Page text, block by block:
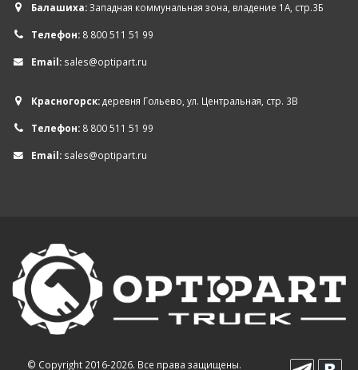
Балашиха:Западная коммунальная зона, владение 1А, стр.3Б
Телефон: 8 800 511 51 99
Email: sales@optipart.ru
Красногорск:деревня Гольево, ул. Центральная, стр. 3В
Телефон: 8 800 511 51 99
Email: sales@optipart.ru
© Copyright 2016-2026. Все права защищены.